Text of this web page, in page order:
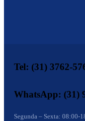
Tel: (31) 3762-
WhatsApp: (31)
Segunda – Sexta: 08:00-